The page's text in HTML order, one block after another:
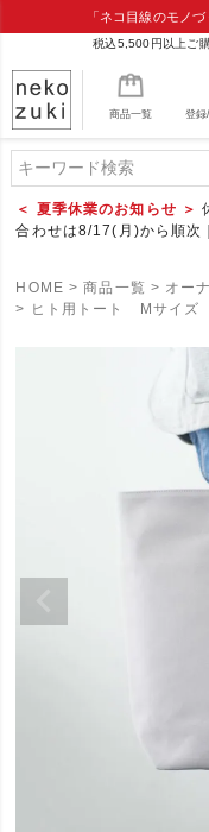
「ネコ目線のモノ
税込5,500円以上ご
商品一覧 登録
＜ 夏季休業のお知らせ ＞
合わせは8/17(月)から順次
HOME 商品一覧 オー
ヒト用トート Mサイズ